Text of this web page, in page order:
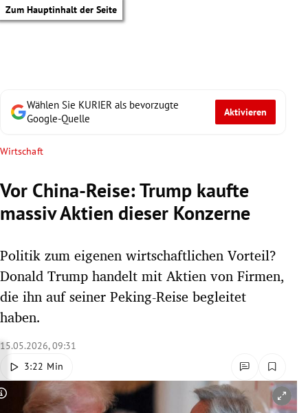
Zum Hauptinhalt der Seite
Untermenü
Untermenü
Untermenü
Untermenü
Wählen Sie KURIER als bevorzugte
Google-Quelle
Aktivieren
Wirtschaft
Vor China-Reise: Trump kaufte
massiv Aktien dieser Konzerne
Politik zum eigenen wirtschaftlichen Vorteil?
Donald Trump handelt mit Aktien von Firmen,
die ihn auf seiner Peking-Reise begleitet
haben.
15.05.2026, 09:31
3:22 Min
Copyright-Hinweis öffnen/schließen